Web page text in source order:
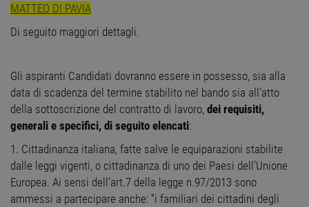
MATTEO DI PAVIA
Di seguito maggiori dettagli.
Gli aspiranti Candidati dovranno essere in possesso, sia alla
data di scadenza del termine stabilito nel bando sia all'atto
della sottoscrizione del contratto di lavoro, dei requisiti,
generali e specifici, di seguito elencati:
1. Cittadinanza italiana, fatte salve le equiparazioni stabilite
dalle leggi vigenti, o cittadinanza di uno dei Paesi dell’Unione
Europea. Ai sensi dell’art.7 della legge n.97/2013 sono
ammessi a partecipare anche: “i familiari dei cittadini degli